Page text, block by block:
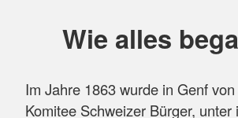
Hausnotruf sowie der
immer die Hilfe im Zeichen der
Wie alles
Im Jahre 1863 wurde in Genf
Komitee Schweizer Bürger, unter